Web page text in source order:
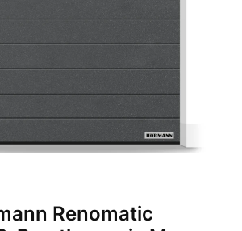
Renomatic